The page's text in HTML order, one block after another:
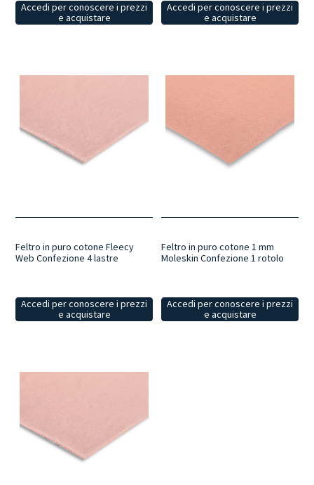
Accedi per conoscere i prezzi
e acquistare
Accedi per conoscere i prezzi
e acquistare
Feltro in puro cotone Fleecy
Web Confezione 4 lastre
Accedi per conoscere i prezzi
e acquistare
Feltro in puro cotone 1 mm
Moleskin Confezione 1 rotolo
Accedi per conoscere i prezzi
e acquistare